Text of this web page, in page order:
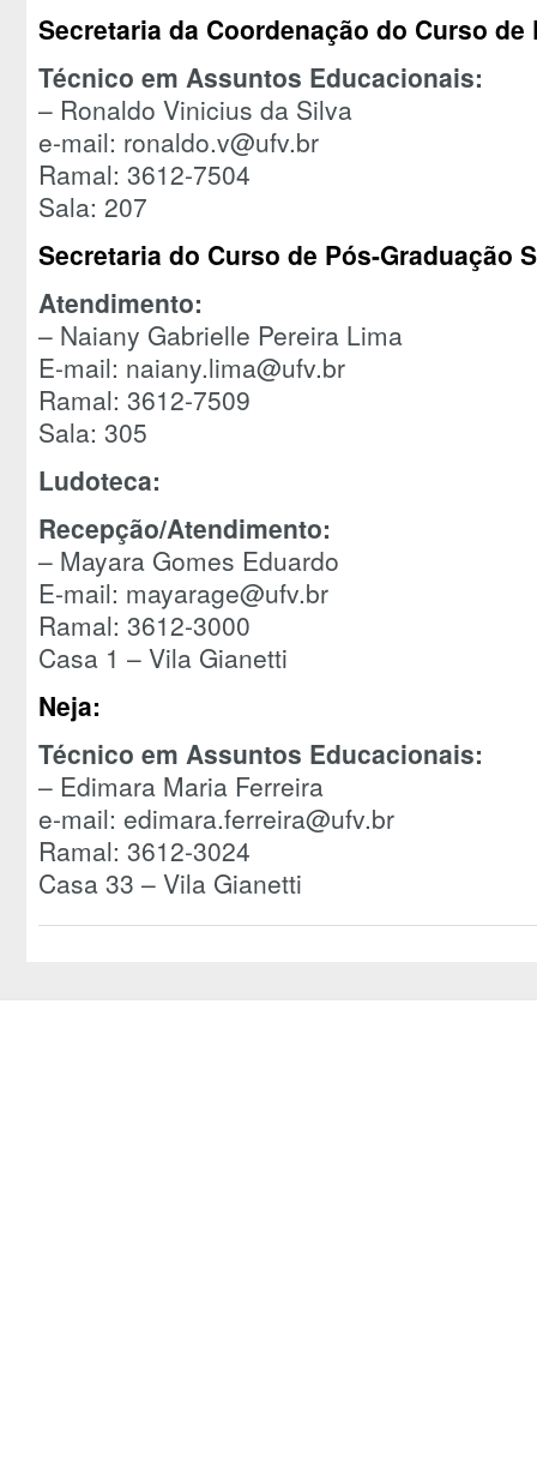
Secretaria da Coordenação do Curso de
Técnico em Assuntos Educacionais:
– Ronaldo Vinicius da Silva
e-mail: ronaldo.v@ufv.br
Ramal: 3612-7504
Sala: 207
Secretaria do Curso de Pós-Graduação
Atendimento:
– Naiany Gabrielle Pereira Lima
E-mail: naiany.lima@ufv.br
Ramal: 3612-7509
Sala: 305
Ludoteca:
Recepção/Atendimento:
– Mayara Gomes Eduardo
E-mail: mayarage@ufv.br
Ramal: 3612-3000
Casa 1 – Vila Gianetti
Neja:
Técnico em Assuntos Educacionais:
– Edimara Maria Ferreira
e-mail: edimara.ferreira@ufv.br
Ramal: 3612-3024
Casa 33 – Vila Gianetti